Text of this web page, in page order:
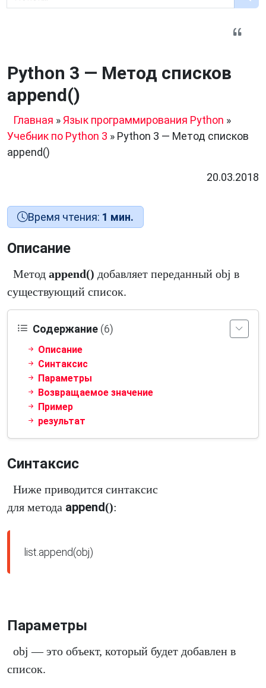
Python 3 — Метод cписков
append()
Главная » Язык программирования Python »
Учебник по Python 3 » Python 3 — Метод cписков
append()
20.03.2018
Время чтения: 1 мин.
Описание
Метод append() добавляет переданный obj в
существующий список.
Содержание (6)
Описание
Синтаксис
Параметры
Возвращаемое значение
Пример
результат
Синтаксис
Ниже приводится синтаксис
для метода append():
list.append(obj)
Параметры
obj — это объект, который будет добавлен в
список.